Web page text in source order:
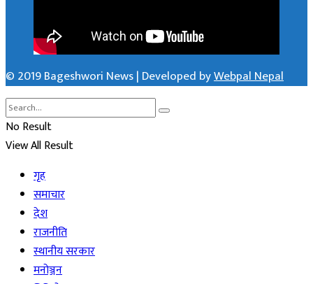
© 2019 Bageshwori News | Developed byWebpal Nepal
No Result
View All Result
गृह
समाचार
देश
राजनीति
स्थानीय सरकार
मनोञ्जन